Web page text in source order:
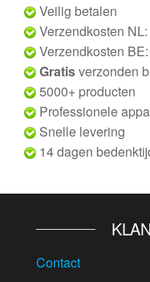
Veilig betalen
Verzendkosten
Verzendkosten
Gratisverzonden
5000+ producten
Professionele
Snelle levering
14 dagen
Contact